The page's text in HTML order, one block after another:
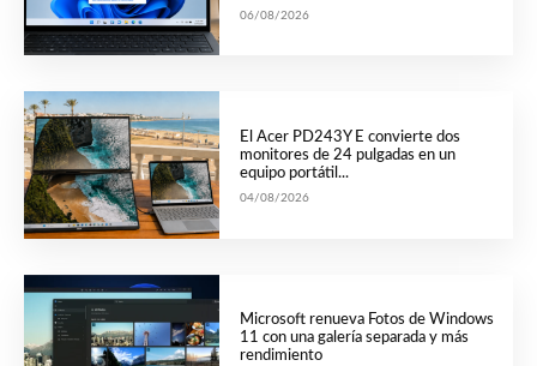
06/08/2026
El Acer PD243Y E convierte dos
monitores de 24 pulgadas en un
equipo portátil...
04/08/2026
Microsoft renueva Fotos de Windows
11 con una galería separada y más
rendimiento